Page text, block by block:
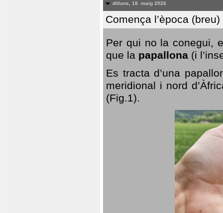
dilluns, 18. maig 2026
Comença l’època
Per qui no la conegui,
que la papallona (i
Es tracta d’una
meridional i nord
(Fig.1).